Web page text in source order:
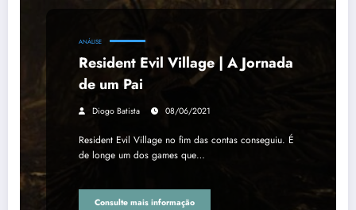
ANÁLISE
Resident Evil Village | A Jornada
de um Pai
Diogo Batista 08/06/2021
Resident Evil Village no fim das contas conseguiu. É
de longe um dos games que…
Consulte mais informação